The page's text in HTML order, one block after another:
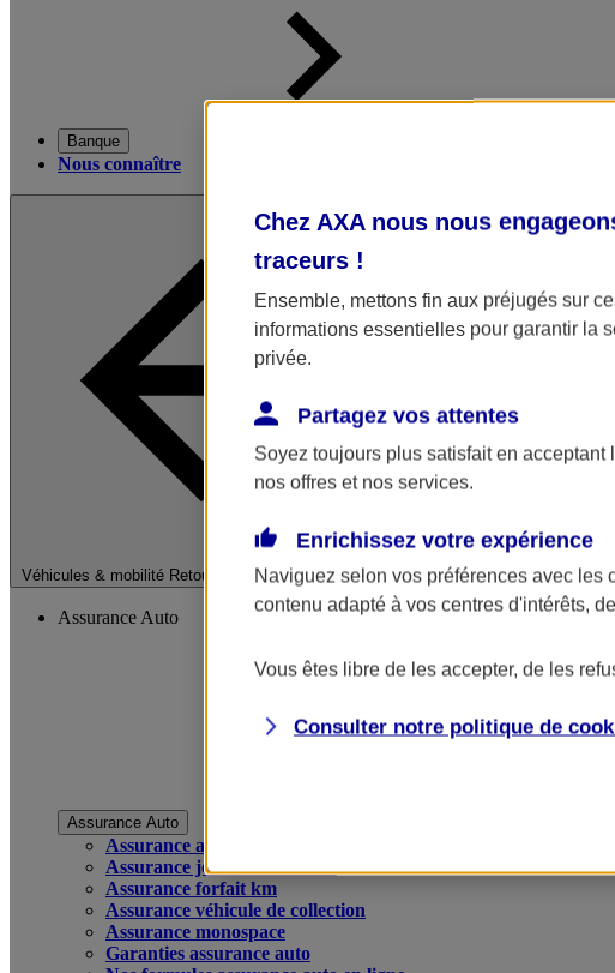
Banque
Nous connaître
Véhicules & mobilité Retour à la section précédente
Fermer le menu principal
Assurance Auto
Assurance Auto
Assurance auto
Assurance jeune conducteur
Assurance forfait km
Assurance véhicule de collection
Assurance monospace
Garanties assurance auto
Chez AXA nous nous
traceurs !
Ensemble, mettons fin aux préjugés sur
informations essentielles pour garantir la
privée.
Partagez vos attentes
Soyez toujours plus satisfait en acceptant
nos offres et nos services.
Enrichissez votre expérience
Naviguez selon vos préférences avec les
contenu adapté à vos centres d'intérêts,
Vous êtes libre de les accepter, de les
Consulter notre politique de